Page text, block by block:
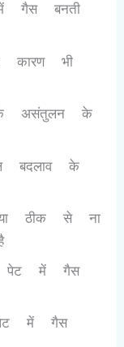
गैस बनती
भी
असंतुलन के
बदलाव के
ठीक से ना
पेट में गैस
में गैस